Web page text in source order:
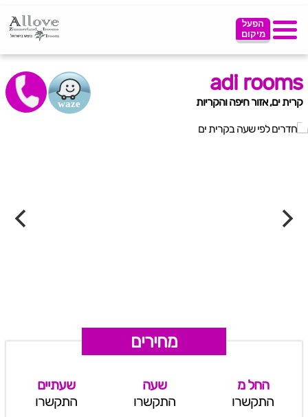
הפעל
מיקום
adi rooms
קרית ים, אזור חיפה והקריות
מחירים
החל מ
התקשרו
שעה
התקשרו
שעתיים
התקשרו